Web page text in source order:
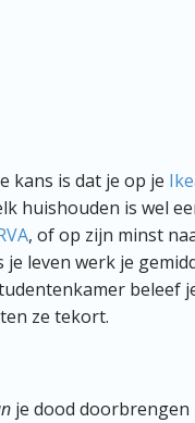
kans is dat je op je
huishouden is wel
, of op zijn minst
je leven werk je
beleef
ze tekort.
je dood doorbrengen